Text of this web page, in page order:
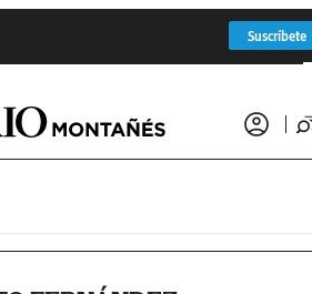
Suscríbete